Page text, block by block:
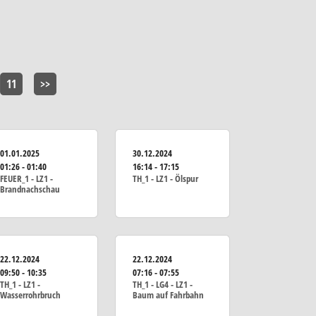
11 >>
01.01.2025
01:26 - 01:40
FEUER_1 - LZ1 -
Brandnachschau
30.12.2024
16:14 - 17:15
TH_1 - LZ1 - Ölspur
22.12.2024
09:50 - 10:35
TH_1 - LZ1 -
Wasserrohrbruch
22.12.2024
07:16 - 07:55
TH_1 - LG4 - LZ1 -
Baum auf Fahrbahn